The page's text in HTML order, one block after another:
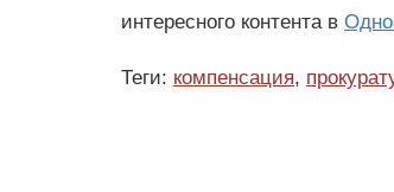
интересного контента в
Теги: компенсация,